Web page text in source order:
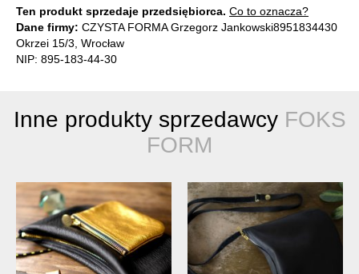
Ten produkt sprzedaje przedsiębiorca. Co to oznacza?
Dane firmy: CZYSTA FORMA Grzegorz Jankowski8951834430
Okrzei 15/3, Wrocław
NIP: 895-183-44-30
Inne produkty sprzedawcy FOKS
FORM